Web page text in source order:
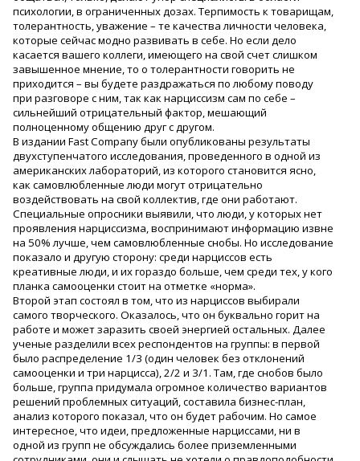
психологии, в ограниченных дозах. Терпимость к товарищам,
толерантность, уважение – те качества личности человека,
которые сейчас модно развивать в себе. Но если дело
касается вашего коллеги, имеющего на свой счет слишком
завышенное мнение, то о толерантности говорить не
приходится – вы будете раздражаться по любому поводу
при разговоре с ним, так как нарциссизм сам по себе –
сильнейший отрицательный фактор, мешающий
полноценному общению друг с другом.
В издании Fast Company были опубликованы результаты
двухступенчатого исследования, проведенного в одной из
американских лабораторий, из которого становится ясно,
как самовлюбленные люди могут отрицательно
воздействовать на свой коллектив, где они работают.
Специальные опросники выявили, что люди, у которых нет
проявления нарциссизма, воспринимают информацию извне
на 50% лучше, чем самовлюбленные снобы. Но исследование
показало и другую сторону: среди нарциссов есть
креативные люди, и их гораздо больше, чем среди тех, у кого
планка самооценки стоит на отметке «норма».
Второй этап состоял в том, что из нарциссов выбирали
самого творческого. Оказалось, что он буквально горит на
работе и может заразить своей энергией остальных. Далее
ученые разделили всех респондентов на группы: в первой
было распределение 1/3 (один человек без отклонений
самооценки и три нарцисса), 2/2 и 3/1. Там, где снобов было
больше, группа придумала огромное количество вариантов
решений проблемных ситуаций, составила бизнес-план,
анализ которого показал, что он будет рабочим. Но самое
интересное, что идеи, предложенные нарциссами, ни в
одной из групп не обсуждались более приземленными